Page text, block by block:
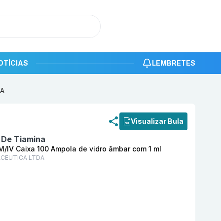
LEMBRETES
Visualizar Bula
Tiamina
IV Caixa 100 Ampola de vidro âmbar com 1 ml
LTDA